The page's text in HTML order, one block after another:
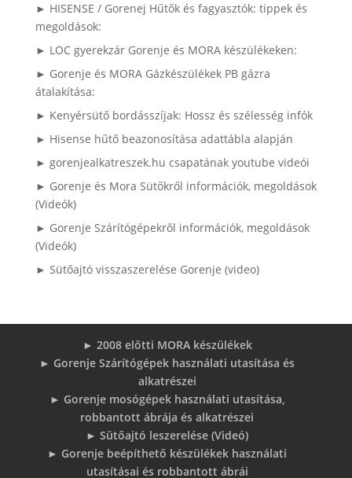
► HISENSE / Gorenej Hűtők és fagyasztók: tippek és
megoldások:
► LOC gyerekzár Gorenje és MORA készülékeken:
► Gorenje és MORA Gázkészülékek PB gázra
átalakítása:
► Kenyérsütő bordásszíjak: Hossz és szélesség infók
► Hisense hűtő beazonosítása adattábla alapján
► gorenjealkatreszek.hu csapatának youtube videói
► Gorenje és Mora Sütőkről információk, megoldások
(Videók)
► Gorenje Szárítógépekről információk, megoldások
(Videók)
► Sütőajtó visszaszerelése Gorenje (video)
► 2008 előtti MORA készülékek
► Gorenje Szárítógépek használati utasítása és
alkatrészei
► Gorenje mosógépek használati utasítása,
robbantott ábrája és alkatrészei
► Sütőajtó leszerelése (Videó)
► Gorenje beépíthető készülékek használati
utasításai és robbantott ábrái